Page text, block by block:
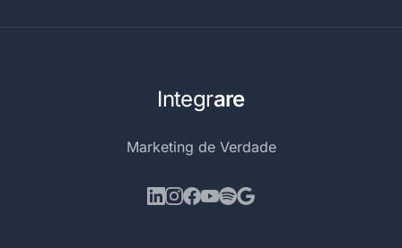
Integrare
Marketing de Verdade